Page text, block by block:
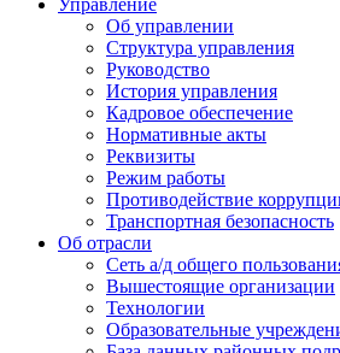
Управление
Об управлении
Структура управления
Руководство
История управления
Кадровое обеспечение
Нормативные акты
Реквизиты
Режим работы
Противодействие
Транспортная безопасность
Об отрасли
Сеть а/д общего
Вышестоящие организации
Технологии
Образовательные